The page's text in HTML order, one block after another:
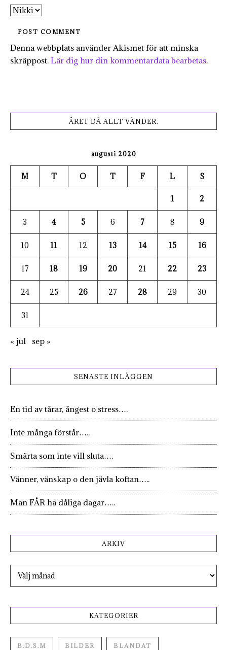
Denna webbplats använder Akismet för att minska
skräppost. Lär dig hur din kommentardata bearbetas.
ÅRET DÅ ALLT VÄNDER.
augusti 2020
M T O T F L S
1 2
3 4 5 6 7 8 9
10 11 12 13 14 15 16
17 18 19 20 21 22 23
24 25 26 27 28 29 30
31
« jul sep »
SENASTE INLÄGGEN
En tid av tårar, ångest o stress….
Inte många förstår…..
Smärta som inte vill sluta….
Vänner, vänskap o den jävla koftan…..
Man FÅR ha dåliga dagar…..
ARKIV
Arkiv
KATEGORIER
B.D.S.M BILDER BLANDAT